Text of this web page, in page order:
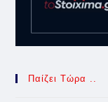
Παίζει Τώρα ..